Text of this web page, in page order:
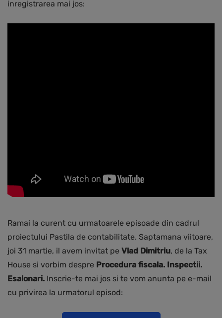
inregistrarea mai jos:
Ramai la curent cu urmatoarele episoade din cadrul
proiectului Pastila de contabilitate. Saptamana viitoare,
joi 31 martie, il avem invitat pe Vlad Dimitriu, de la Tax
House si vorbim despre Procedura fiscala. Inspectii.
Esalonari. Inscrie-te mai jos si te vom anunta pe e-mail
cu privirea la urmatorul episod: